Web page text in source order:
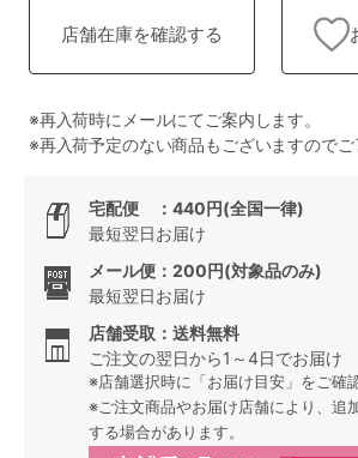
WEB限定アイテム
特集ページ
検索を閉じる
店舗在庫を確認する
※再入荷時にメールにてご案内します。
※再入荷予定のない商品もございますのでご
宅配便 ：440円(全国一律)
最短翌日お届け
メール便：200円(対象品のみ)
最短翌日お届け
店舗受取：送料無料
ご注文の翌日から1～4日でお届け
※店舗選択時に「お届け目安」をご確
※ご注文商品やお届け店舗により、追
する場合があります。